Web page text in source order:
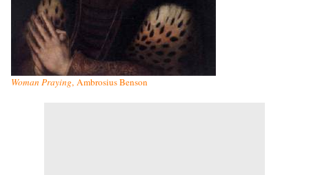
Woman Praying, Ambrosius Benson